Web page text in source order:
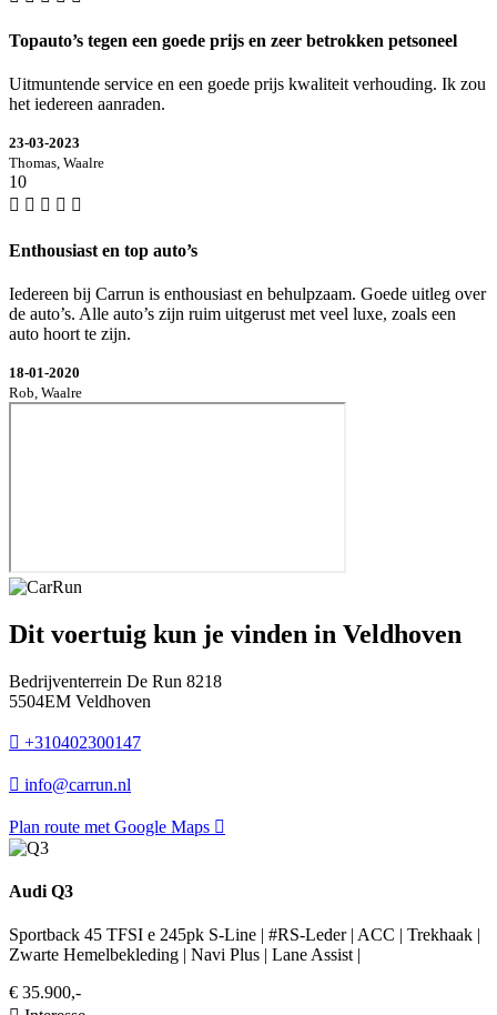
Topauto’s tegen een goede prijs en zeer betrokken petsoneel
Uitmuntende service en een goede prijs kwaliteit verhouding. Ik zou
het iedereen aanraden.
23-03-2023
Thomas, Waalre
10
Enthousiast en top auto’s
Iedereen bij Carrun is enthousiast en behulpzaam. Goede uitleg over
de auto’s. Alle auto’s zijn ruim uitgerust met veel luxe, zoals een
auto hoort te zijn.
18-01-2020
Rob, Waalre
Dit voertuig kun je vinden in Veldhoven
Bedrijventerrein De Run 8218
5504EM Veldhoven
+310402300147
info@carrun.nl
Plan route met Google Maps
Audi Q3
Sportback 45 TFSI e 245pk S-Line | #RS-Leder | ACC | Trekhaak |
Zwarte Hemelbekleding | Navi Plus | Lane Assist |
€ 35.900,-